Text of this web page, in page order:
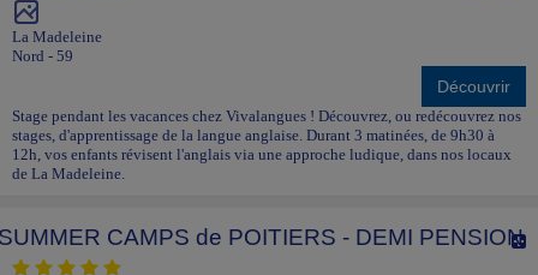
La Madeleine
Nord - 59
Découvrir
Stage pendant les vacances chez Vivalangues ! Découvrez, ou redécouvrez nos
stages, d'apprentissage de la langue anglaise. Durant 3 matinées, de 9h30 à
12h, vos enfants révisent l'anglais via une approche ludique, dans nos locaux
de La Madeleine.
CAMPS de POITIERS - DEMI PENSION